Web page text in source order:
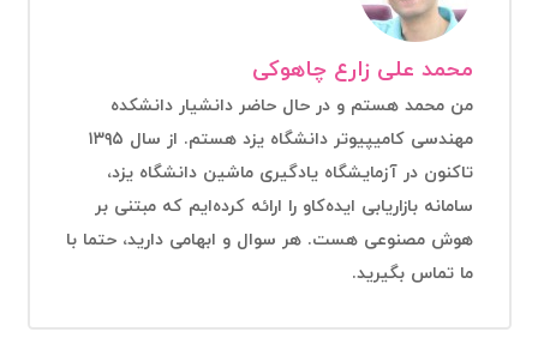
محمد علی زارع چاهوکی
من محمد هستم و در حال حاضر دانشیار دانشکده
مهندسی کامیپیوتر دانشگاه یزد هستم. از سال ۱۳۹۵
تاکنون در آزمایشگاه یادگیری ماشین دانشگاه یزد،
سامانه بازاریابی ایده‌کاو را ارائه کرده‌ایم که مبتنی بر
هوش مصنوعی هست. هر سوال و ابهامی دارید، حتما با
ما تماس بگیرید.